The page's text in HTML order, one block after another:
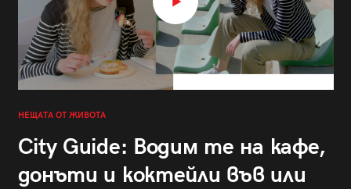
НЕЩАТА ОТ ЖИВОТА
City Guide: Водим те на кафе,
донъти и коктейли във или